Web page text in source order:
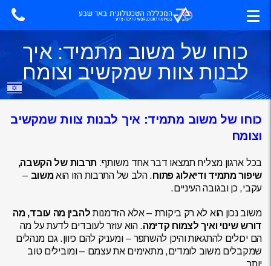
כוחו של משוב מתמיד: איך
לבנות צוות שמקשיב וצומח
כוחו של משוב מתמיד: איך לבנות צוות שמקשיב
וצומח
בכל ארגון מצליח תמצאו דבר אחד משותף: תרבות של הקשבה,
שיפור מתמיד ודיאלוג פתוח. הלב של התרבות הזו הואמשוב –
עקבי, כן ובגובה העיניים.
משוב נכון הוא לא רק ביקורת – אלא הזדמנות להבין מה עובד, מה
דורש שינוי ואיך לצמוח קדימה. הוא עוזר לעובדים לדעת על מה
הם יכולים להתגאות והיכן להשתפר – ומעניק להם כיוון. גם מנהלים
שמקבלים משוב לומדים, מתאימים את עצמם – ומובילים טוב
יותר.